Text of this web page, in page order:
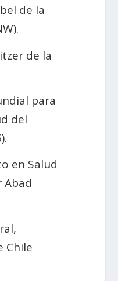
de la
de la
para
del
en Salud
Abad
Chile